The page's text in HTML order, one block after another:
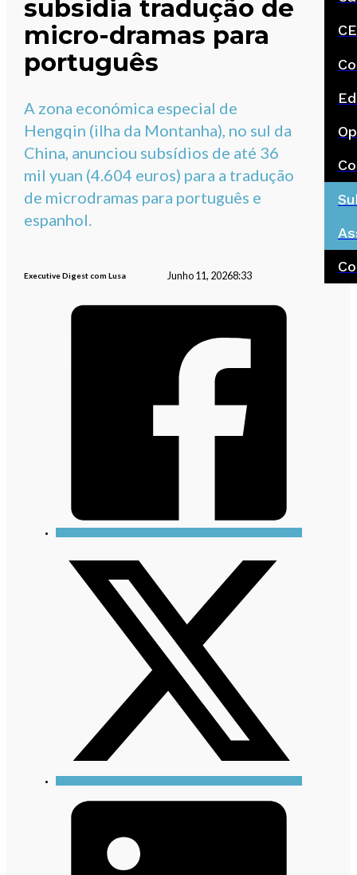
subsidia tradução de
micro-dramas para
português
A zona económica especial de
Hengqin (ilha da Montanha), no sul da
China, anunciou subsídios de até 36
mil yuan (4.604 euros) para a tradução
de microdramas para português e
espanhol.
Executive Digest com Lusa Junho 11, 20268:33